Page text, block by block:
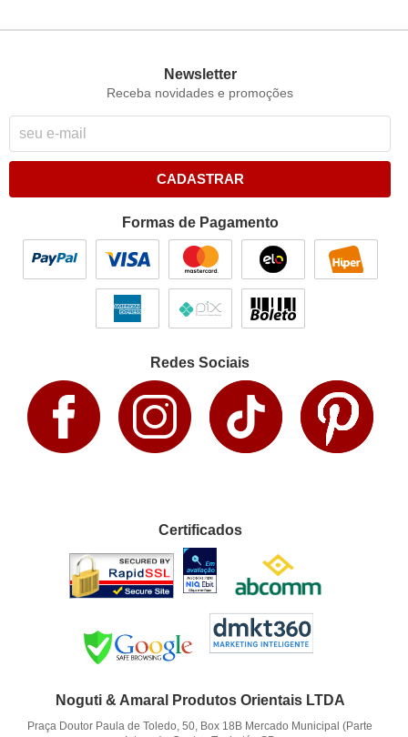
Newsletter
Receba novidades e promoções
CADASTRAR
Formas de Pagamento
Redes Sociais
Certificados
Noguti & Amaral Produtos Orientais LTDA
Praça Doutor Paula de Toledo, 50, Box 18B Mercado Municipal (Parte